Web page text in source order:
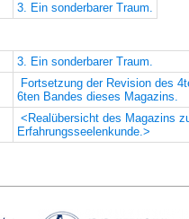
3. Ein sonderbarer Traum.
3. Ein sonderbarer Traum.
Fortsetzung der Revision des
6ten Bandes dieses Magazins.
<Realübersicht des Magazins
Erfahrungsseelenkunde.>